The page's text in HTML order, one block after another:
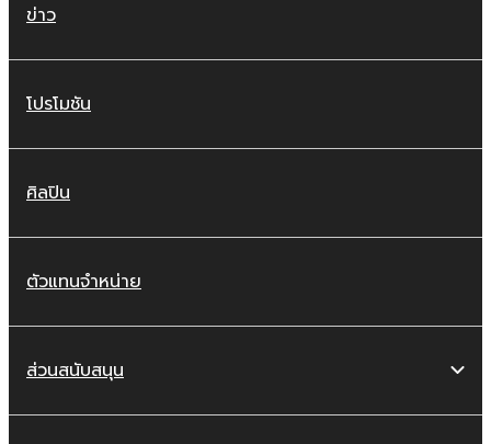
ข่าว
โปรโมชัน
ศิลปิน
ตัวแทนจำหน่าย
ส่วนสนับสนุน